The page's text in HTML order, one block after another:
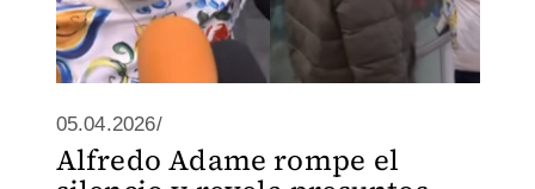
05.04.2026/
Alfredo Adame rompe el